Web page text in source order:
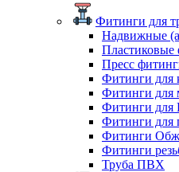
Фитинги для
Надвижные
Пресс
Фитинги для
Фитинги для
Фитинги для
Фитинги для
Фитинги
Фитинги
Труба ПВХ